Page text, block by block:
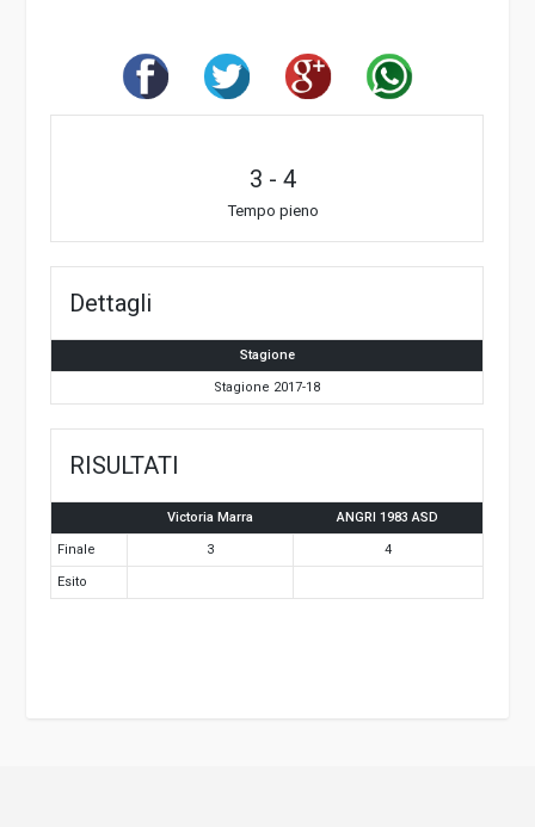
3 -4
Tempo pieno
Dettagli
Stagione
Stagione 2017-18
RISULTATI
Victoria Marra ANGRI 1983 ASD
Finale 3 4
Esito